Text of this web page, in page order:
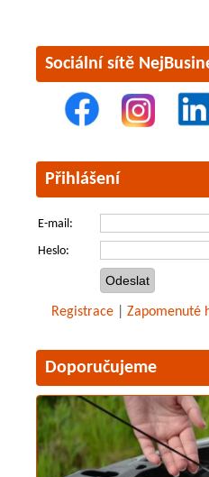
Sociální sítě
Přihlášení
E-mail:
Heslo:
Registrace Zapomenuté
Doporučujeme